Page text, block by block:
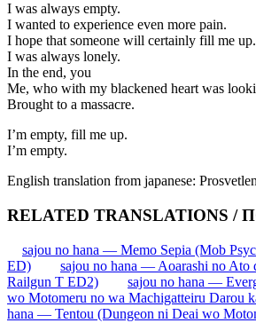
I was always empty.
I wanted to experience even more pain.
I hope that someone will certainly fill me up.
I was always lonely.
In the end, you
Me, who with my blackened heart was
Brought to a massacre.
I’m empty, fill me up.
I’m empty.
English translation from japanese:
RELATED TRANSLATIONS
sajou no hana — Memo Sepia (Mob
ED)
sajou no hana — Aoarashi no Ato
Railgun T ED2)
sajou no hana —
wo Motomeru no wa Machigatteiru Darou
hana — Tentou (Dungeon ni Deai wo